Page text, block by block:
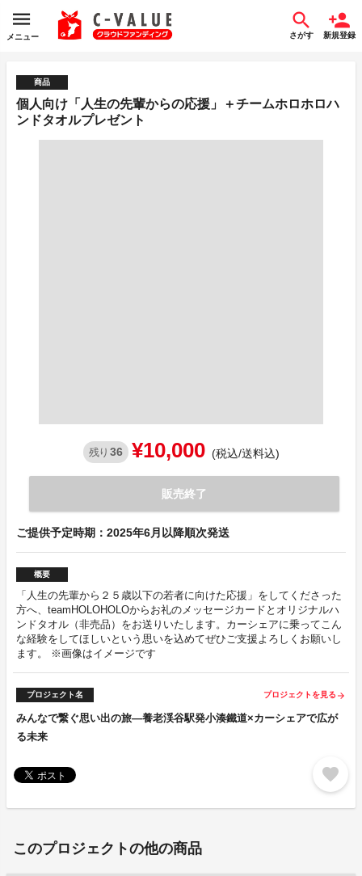
メニュー さがす 新規登録
商品
個人向け「人生の先輩からの応援」＋チームホロホロハ
ンドタオルプレゼント
残り 36 ¥10,000 (税込/送料込)
販売終了
ご提供予定時期：2025年6月以降順次発送
概要
「人生の先輩から２５歳以下の若者に向けた応援」をしてくださった
方へ、teamHOLOHOLOからお礼のメッセージカードとオリジナルハ
ンドタオル（非売品）をお送りいたします。カーシェアに乗ってこん
な経験をしてほしいという思いを込めてぜひご支援よろしくお願いし
ます。 ※画像はイメージです
プロジェクト名 プロジェクトを見る arrow_forward
みんなで繋ぐ思い出の旅—養老渓谷駅発小湊鐵道×カーシェアで広が
る未来
favorite
このプロジェクトの他の商品